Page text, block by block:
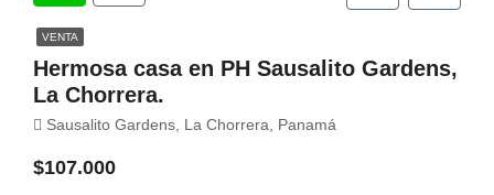
VENTA
Hermosa casa en PH Sausalito Gardens,
La Chorrera.
Sausalito Gardens, La Chorrera, Panamá
$107.000